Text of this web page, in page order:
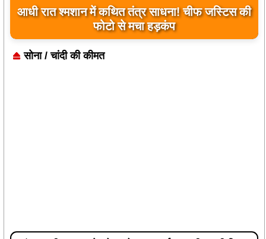
आधी रात श्मशान में कथित तंत्र साधना! चीफ जस्टिस की
फोटो से मचा हड़कंप
सोना / चांदी की कीमत